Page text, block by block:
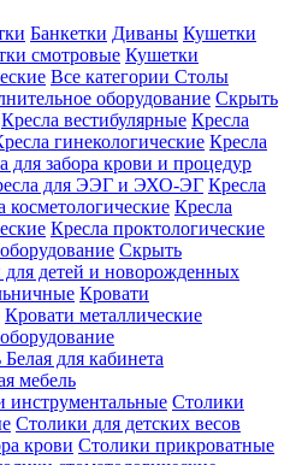
Банкетки Диваны Кушетки
смотровые Кушетки
Все категории Столы
оборудование Скрыть
Кресла вестибулярные Кресла
гинекологические Кресла
для забора крови и процедур
для ЭЭГ и ЭХО-ЭГ Кресла
косметологические Кресла
Кресла проктологические
Скрыть
для детей и новорожденных
Кровати
Кровати металлические
для кабинета
мебель
инструментальные Столики
Столики для детских весов
крови Столики прикроватные